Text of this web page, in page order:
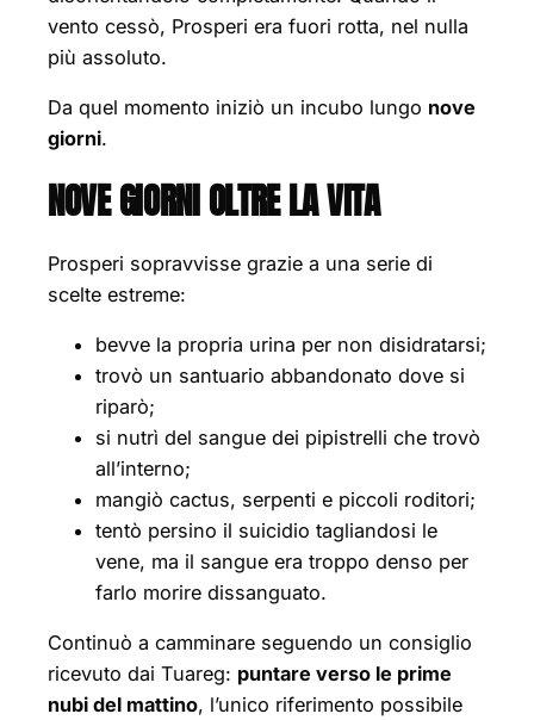
vento cessò, Prosperi era fuori rotta, nel nulla
più assoluto.
Da quel momento iniziò un incubo lungo nove
giorni.
NOVE GIORNI OLTRE LA VITA
Prosperi sopravvisse grazie a una serie di
scelte estreme:
bevve la propria urina per non disidratarsi;
trovò un santuario abbandonato dove si
riparò;
si nutrì del sangue dei pipistrelli che trovò
all’interno;
mangiò cactus, serpenti e piccoli roditori;
tentò persino il suicidio tagliandosi le
vene, ma il sangue era troppo denso per
farlo morire dissanguato.
Continuò a camminare seguendo un consiglio
ricevuto dai Tuareg: puntare verso le prime
nubi del mattino, l’unico riferimento possibile